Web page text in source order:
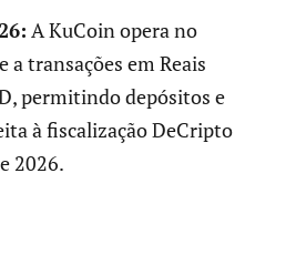
A KuCoin opera no
a transações em Reais
permitindo depósitos e
à fiscalização DeCripto
2026.